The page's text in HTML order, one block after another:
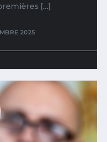
[…]
2025